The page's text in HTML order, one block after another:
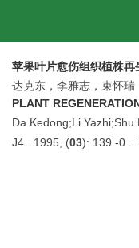
苹果叶片愈伤组织植株再
达克东，李雅志，束怀瑞
PLANT
Da Kedong;Li
J4 . 1995, (03): 139 -0 .